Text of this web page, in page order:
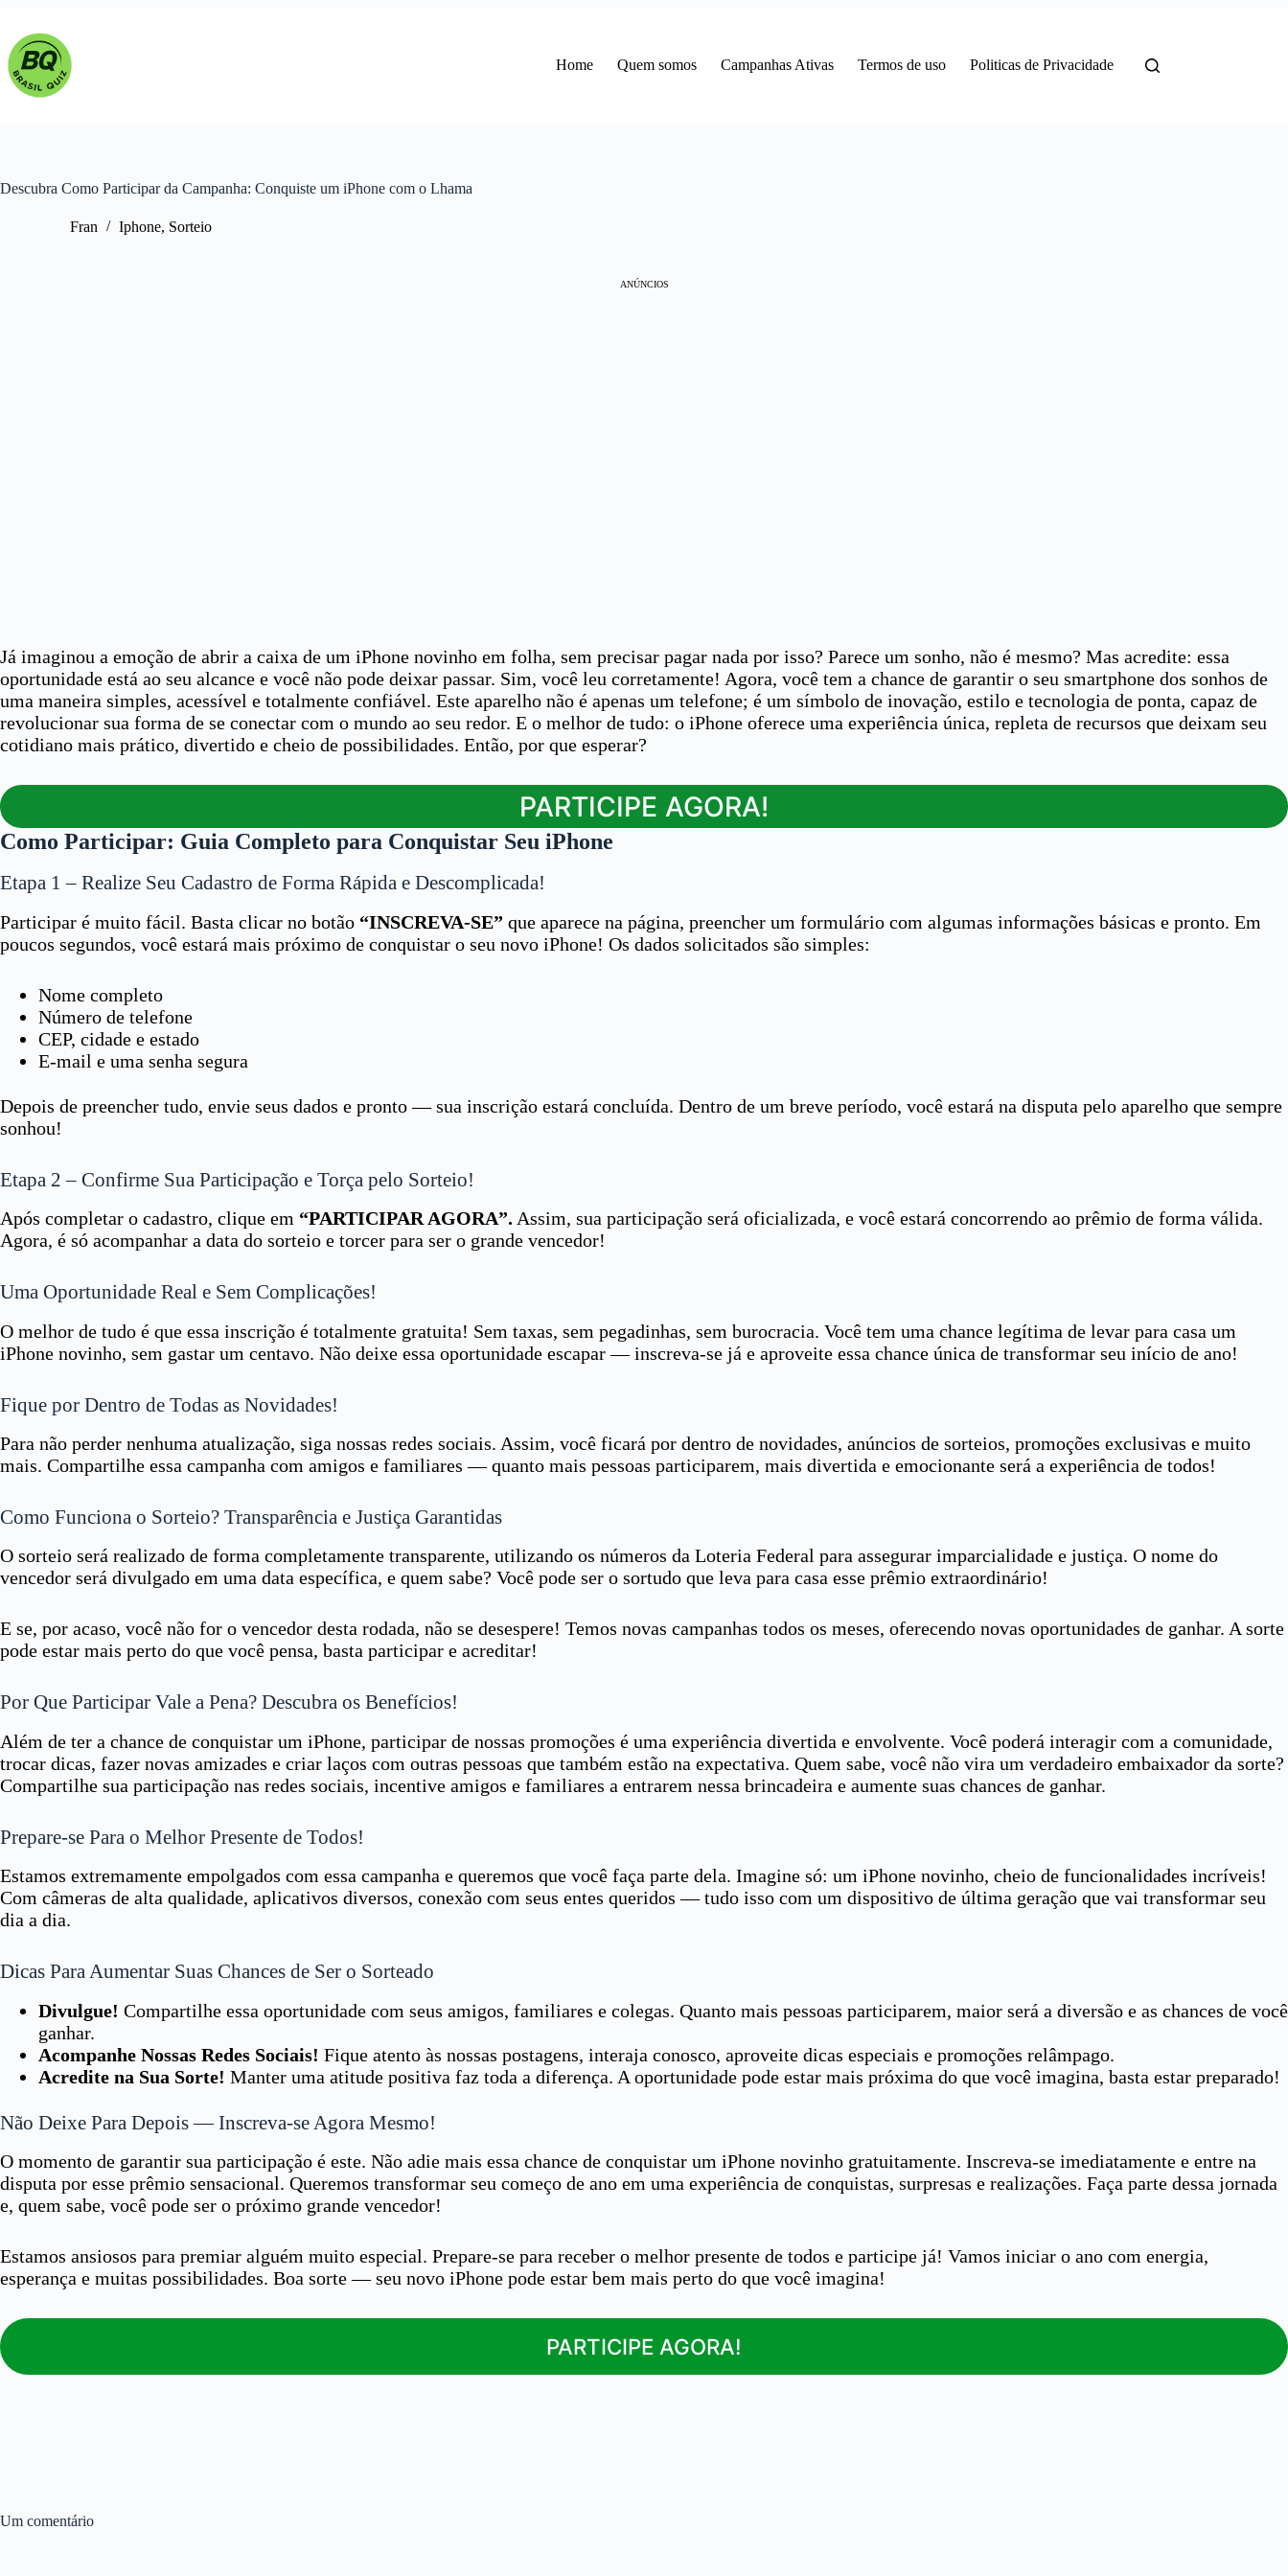
conteúdo
Home Quem somos Campanhas Ativas Termos de uso Politicas de Privacidade
Descubra Como Participar da Campanha: Conquiste um iPhone com o Lhama
Fran Iphone, Sorteio
ANÚNCIOS
Já imaginou a emoção de abrir a caixa de um iPhone novinho em folha, sem precisar pagar nada por isso? Parece um sonho, não é mesmo? Mas acredite: essa
oportunidade está ao seu alcance e você não pode deixar passar. Sim, você leu corretamente! Agora, você tem a chance de garantir o seu smartphone dos sonhos de
uma maneira simples, acessível e totalmente confiável. Este aparelho não é apenas um telefone; é um símbolo de inovação, estilo e tecnologia de ponta, capaz de
revolucionar sua forma de se conectar com o mundo ao seu redor. E o melhor de tudo: o iPhone oferece uma experiência única, repleta de recursos que deixam seu
cotidiano mais prático, divertido e cheio de possibilidades. Então, por que esperar?
PARTICIPE AGORA!
Como Participar: Guia Completo para Conquistar Seu iPhone
Etapa 1 – Realize Seu Cadastro de Forma Rápida e Descomplicada!
Participar é muito fácil. Basta clicar no botão “INSCREVA-SE” que aparece na página, preencher um formulário com algumas informações básicas e pronto. Em
poucos segundos, você estará mais próximo de conquistar o seu novo iPhone! Os dados solicitados são simples:
Nome completo
Número de telefone
CEP, cidade e estado
E-mail e uma senha segura
Depois de preencher tudo, envie seus dados e pronto — sua inscrição estará concluída. Dentro de um breve período, você estará na disputa pelo aparelho que sempre
sonhou!
Etapa 2 – Confirme Sua Participação e Torça pelo Sorteio!
Após completar o cadastro, clique em “PARTICIPAR AGORA”. Assim, sua participação será oficializada, e você estará concorrendo ao prêmio de forma válida.
Agora, é só acompanhar a data do sorteio e torcer para ser o grande vencedor!
Uma Oportunidade Real e Sem Complicações!
O melhor de tudo é que essa inscrição é totalmente gratuita! Sem taxas, sem pegadinhas, sem burocracia. Você tem uma chance legítima de levar para casa um
iPhone novinho, sem gastar um centavo. Não deixe essa oportunidade escapar — inscreva-se já e aproveite essa chance única de transformar seu início de ano!
Fique por Dentro de Todas as Novidades!
Para não perder nenhuma atualização, siga nossas redes sociais. Assim, você ficará por dentro de novidades, anúncios de sorteios, promoções exclusivas e muito
mais. Compartilhe essa campanha com amigos e familiares — quanto mais pessoas participarem, mais divertida e emocionante será a experiência de todos!
Como Funciona o Sorteio? Transparência e Justiça Garantidas
O sorteio será realizado de forma completamente transparente, utilizando os números da Loteria Federal para assegurar imparcialidade e justiça. O nome do
vencedor será divulgado em uma data específica, e quem sabe? Você pode ser o sortudo que leva para casa esse prêmio extraordinário!
E se, por acaso, você não for o vencedor desta rodada, não se desespere! Temos novas campanhas todos os meses, oferecendo novas oportunidades de ganhar. A sorte
pode estar mais perto do que você pensa, basta participar e acreditar!
Por Que Participar Vale a Pena? Descubra os Benefícios!
Além de ter a chance de conquistar um iPhone, participar de nossas promoções é uma experiência divertida e envolvente. Você poderá interagir com a comunidade,
trocar dicas, fazer novas amizades e criar laços com outras pessoas que também estão na expectativa. Quem sabe, você não vira um verdadeiro embaixador da sorte?
Compartilhe sua participação nas redes sociais, incentive amigos e familiares a entrarem nessa brincadeira e aumente suas chances de ganhar.
Prepare-se Para o Melhor Presente de Todos!
Estamos extremamente empolgados com essa campanha e queremos que você faça parte dela. Imagine só: um iPhone novinho, cheio de funcionalidades incríveis!
Com câmeras de alta qualidade, aplicativos diversos, conexão com seus entes queridos — tudo isso com um dispositivo de última geração que vai transformar seu
dia a dia.
Dicas Para Aumentar Suas Chances de Ser o Sorteado
Divulgue! Compartilhe essa oportunidade com seus amigos, familiares e colegas. Quanto mais pessoas participarem, maior será a diversão e as chances de você
ganhar.
Acompanhe Nossas Redes Sociais! Fique atento às nossas postagens, interaja conosco, aproveite dicas especiais e promoções relâmpago.
Acredite na Sua Sorte! Manter uma atitude positiva faz toda a diferença. A oportunidade pode estar mais próxima do que você imagina, basta estar preparado!
Não Deixe Para Depois — Inscreva-se Agora Mesmo!
O momento de garantir sua participação é este. Não adie mais essa chance de conquistar um iPhone novinho gratuitamente. Inscreva-se imediatamente e entre na
disputa por esse prêmio sensacional. Queremos transformar seu começo de ano em uma experiência de conquistas, surpresas e realizações. Faça parte dessa jornada
e, quem sabe, você pode ser o próximo grande vencedor!
Estamos ansiosos para premiar alguém muito especial. Prepare-se para receber o melhor presente de todos e participe já! Vamos iniciar o ano com energia,
esperança e muitas possibilidades. Boa sorte — seu novo iPhone pode estar bem mais perto do que você imagina!
PARTICIPE AGORA!
Um comentário